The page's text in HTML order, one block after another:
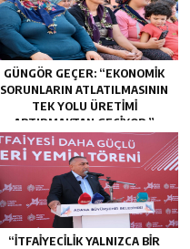
GÜNGÖR GEÇER: “EKONOMIK
SORUNLARIN ATLATILMASININ
TEK YOLU ÜRETIMI
ARTIRMAKTAN GEÇIYOR.”
“İTFAIYECILIK YALNIZCA BIR